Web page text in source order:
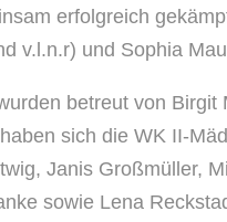
erfolgreich
v.l.n.r) und Sophia
betreut von Birgit
sich die WK II-
Janis Großmüller,
sowie Lena